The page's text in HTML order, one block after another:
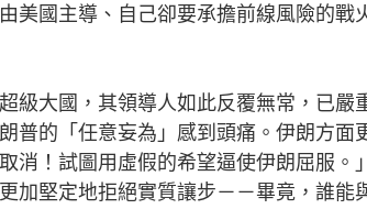
美國主導、自己卻要承擔前線風險的戰
大國，其領導人如此反覆無常，已嚴
普的「任意妄為」感到頭痛。伊朗方面
消！試圖用虛假的希望逼使伊朗屈服。
加堅定地拒絕實質讓步－－畢竟，誰能